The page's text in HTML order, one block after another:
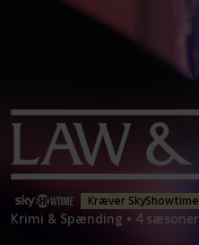
Kræver SkyShowtime
Krimi & Spænding • 4 sæsoner